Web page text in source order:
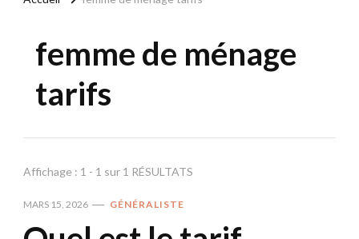
femme de ménage
tarifs
Affichage : 1 - 1 sur 1 RÉSULTATS
MARS 15, 2026 GÉNÉRALISTE